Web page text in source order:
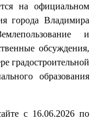
на официальном
города Владимира
и
обсуждения,
градостроительной
образования
с 16.06.2026 по